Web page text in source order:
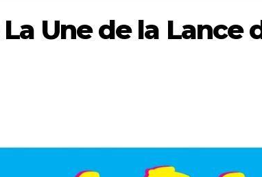
Une de la Lance